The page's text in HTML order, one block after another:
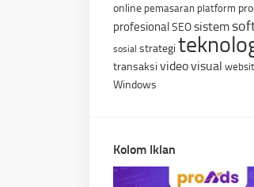
online pemasaran platform
profesionalSEOsistem
sosial strategi
transaksi videovisual
Windows
Kolom Iklan